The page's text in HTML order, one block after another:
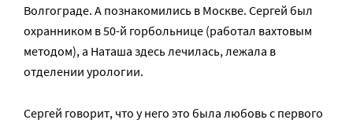
Волгограде. А познакомились в Москве. Сергей был
охранником в 50-й горбольнице (работал вахтовым
методом), а Наташа здесь лечилась, лежала в
отделении урологии.
Сергей говорит, что у него это была любовь с первого